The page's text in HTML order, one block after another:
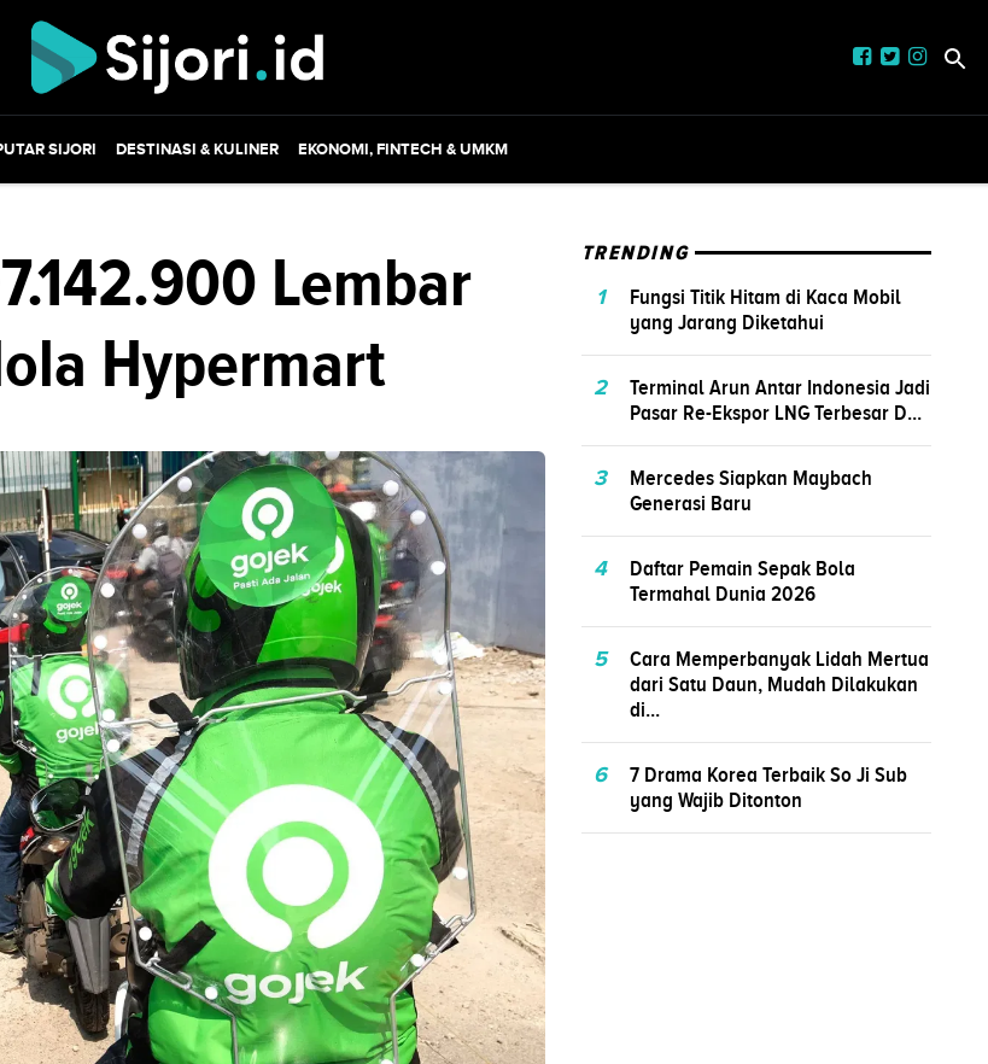
SIJORI DESTINASI & KULINER EKONOMI, FINTECH & UMKM
Lembar
Hypermart
TRENDING
1
Fungsi Titik Hitam di Kaca Mobil
yang Jarang Diketahui
2
Terminal Arun Antar Indonesia Jadi
Pasar Re-Ekspor LNG Terbesar D...
3
Mercedes Siapkan Maybach
Generasi Baru
4
Daftar Pemain Sepak Bola
Termahal Dunia 2026
5
Cara Memperbanyak Lidah Mertua
dari Satu Daun, Mudah Dilakukan
di...
6
7 Drama Korea Terbaik So Ji Sub
yang Wajib Ditonton